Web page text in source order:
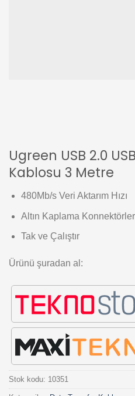
Ugreen USB 2.0
Kablosu 3 Metre
480Mb/s Veri Aktarım Hızı
Altın Kaplama Konnektörler
Tak ve Çalıştır
Ürünü şuradan al:
Stok kodu: 10351